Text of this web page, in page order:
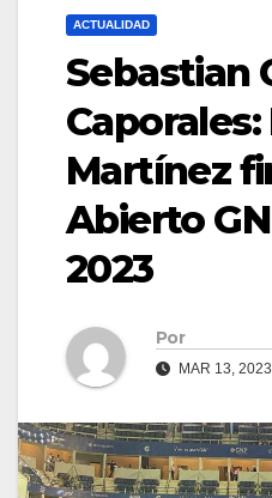
ACTUALIDAD
Sebastian
Martínez
Abierto
2023
Por
MAR 13, 2023